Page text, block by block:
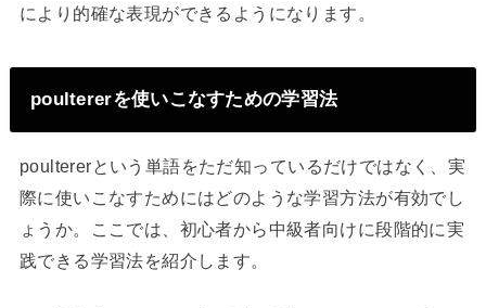
により的確な表現ができるようになります。
poultererを使いこなすための学習法
poultererという単語をただ知っているだけではなく、実
際に使いこなすためにはどのような学習方法が有効でし
ょうか。ここでは、初心者から中級者向けに段階的に実
践できる学習法を紹介します。